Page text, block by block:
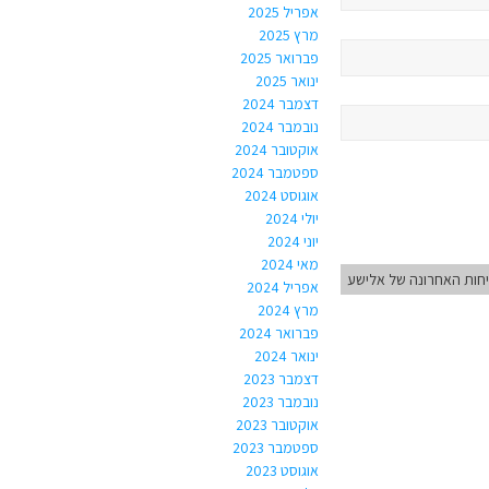
האחרונה של אלישע
אפריל 2025
מרץ 2025
פברואר 2025
ינואר 2025
דצמבר 2024
נובמבר 2024
אוקטובר 2024
ספטמבר 2024
אוגוסט 2024
יולי 2024
יוני 2024
מאי 2024
אפריל 2024
מרץ 2024
פברואר 2024
ינואר 2024
דצמבר 2023
נובמבר 2023
אוקטובר 2023
ספטמבר 2023
אוגוסט 2023